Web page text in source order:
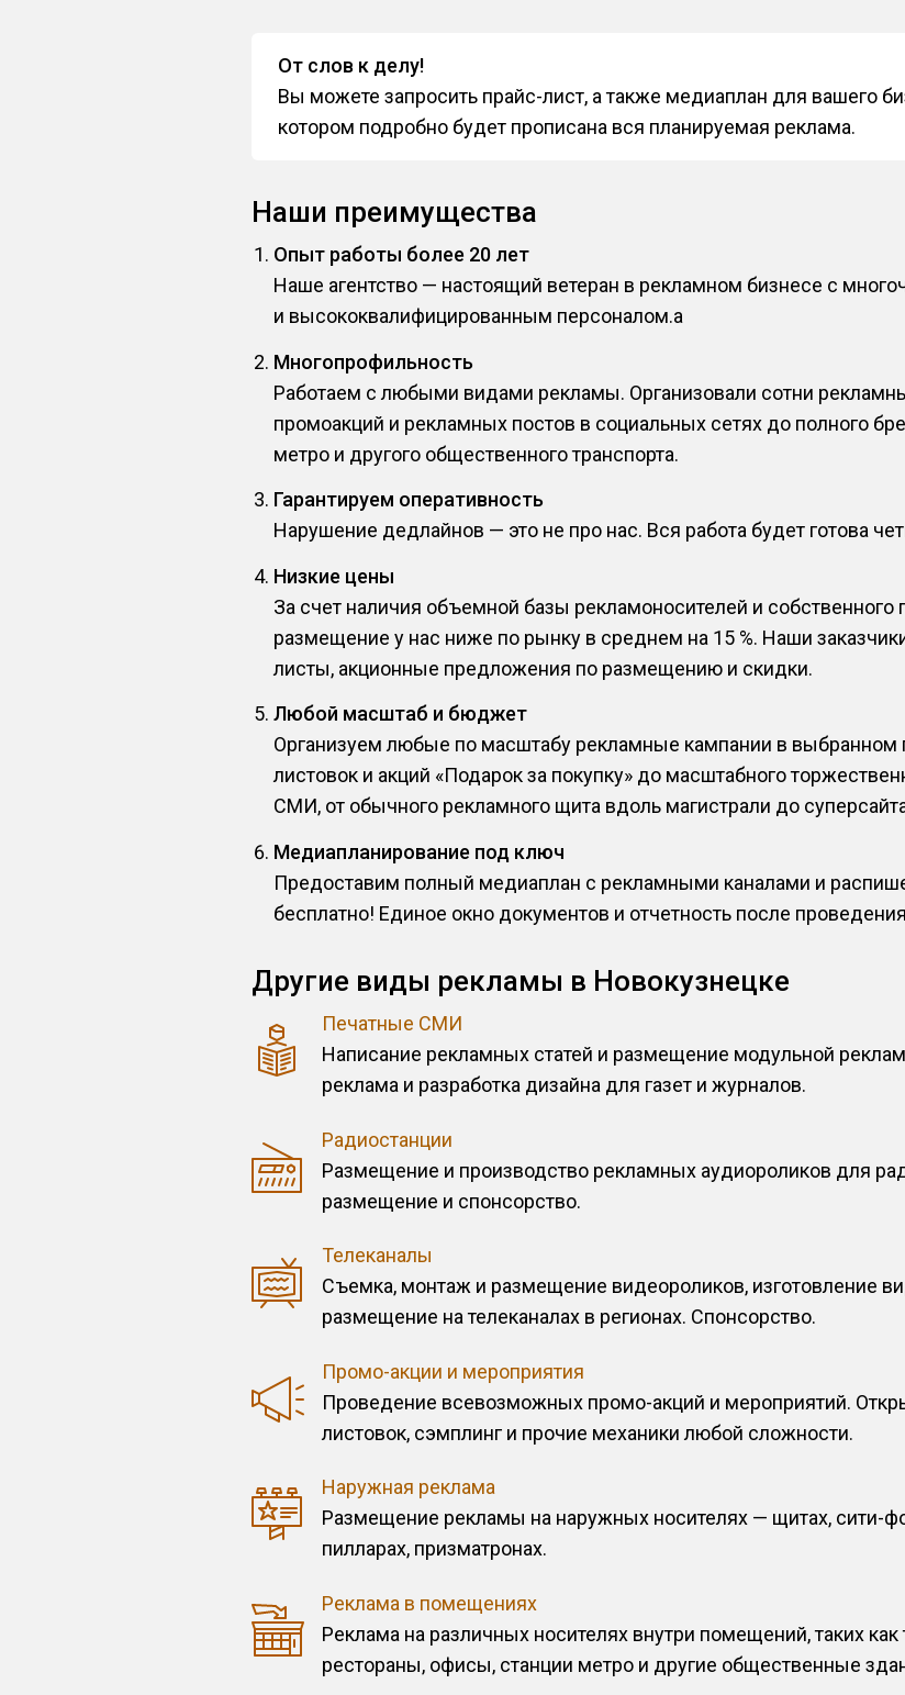
От слов к делу!
Вы можете запросить прайс-лист, а также медиаплан для вашего
котором подробно будет прописана вся планируемая реклама.
Наши преимущества
Опыт работы более 20 лет
Наше агентство — настоящий ветеран в рекламном бизнесе с
и высококвалифицированным персоналом.a
Многопрофильность
Работаем с любыми видами рекламы. Организовали сотни
промоакций и рекламных постов в социальных сетях до полного
метро и другого общественного транспорта.
Гарантируем оперативность
Нарушение дедлайнов — это не про нас. Вся работа будет готова
Низкие цены
За счет наличия объемной базы рекламоносителей и собственного
размещение у нас ниже по рынку в среднем на 15 %. Наши
листы, акционные предложения по размещению и скидки.
Любой масштаб и бюджет
Организуем любые по масштабу рекламные кампании в выбранном
листовок и акций «Подарок за покупку» до масштабного
СМИ, от обычного рекламного щита вдоль магистрали до
Медиапланирование под ключ
Предоставим полный медиаплан с рекламными каналами и
бесплатно! Единое окно документов и отчетность после
Другие виды рекламы в Новокузнецке
Печатные СМИ
Написание рекламных статей и размещение модульной
реклама и разработка дизайна для газет и журналов.
Радиостанции
Размещение и производство рекламных аудиороликов для
размещение и спонсорство.
Телеканалы
Съемка, монтаж и размещение видеороликов, изготовление
размещение на телеканалах в регионах. Спонсорство.
Промо-акции и мероприятия
Проведение всевозможных промо-акций и мероприятий.
листовок, сэмплинг и прочие механики любой сложности.
Наружная реклама
Размещение рекламы на наружных носителях — щитах, сити-
пилларах, призматронах.
Реклама в помещениях
Реклама на различных носителях внутри помещений, таких
рестораны, офисы, станции метро и другие общественные